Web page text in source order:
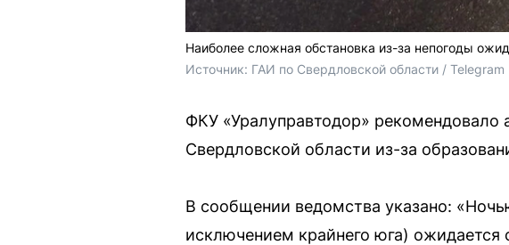
Наиболее сложная обстановка из-за непогоды
Источник: ГАИ по Свердловской области / Telegram
ФКУ «Уралуправтодор» рекомендовало
Свердловской области из-за
В сообщении ведомства указано:
исключением крайнего юга) ожидается